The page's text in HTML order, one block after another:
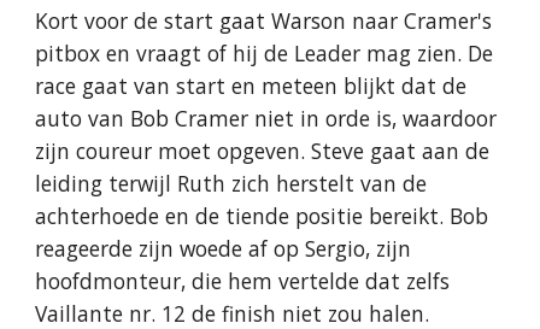
Kort voor de start gaat Warson naar Cramer's
pitbox en vraagt of hij de Leader mag zien. De
race gaat van start en meteen blijkt dat de
auto van Bob Cramer niet in orde is, waardoor
zijn coureur moet opgeven. Steve gaat aan de
leiding terwijl Ruth zich herstelt van de
achterhoede en de tiende positie bereikt. Bob
reageerde zijn woede af op Sergio, zijn
hoofdmonteur, die hem vertelde dat zelfs
Vaillante nr. 12 de finish niet zou halen.